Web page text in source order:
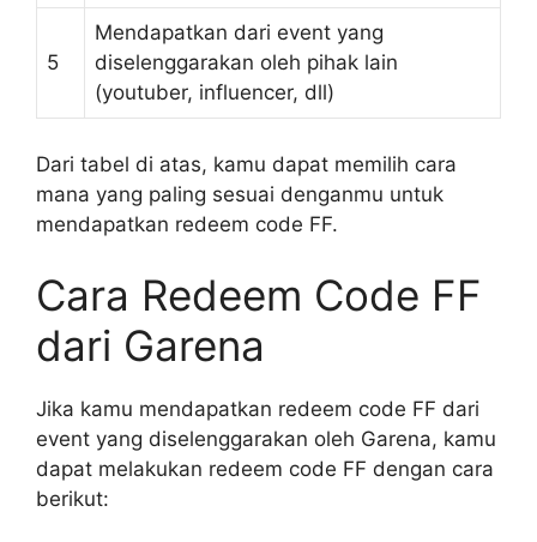
5
Mendapatkan dari event yang
diselenggarakan oleh pihak lain
(youtuber, influencer, dll)
Dari tabel di atas, kamu dapat memilih cara
mana yang paling sesuai denganmu untuk
mendapatkan redeem code FF.
Cara Redeem Code FF
dari Garena
Jika kamu mendapatkan redeem code FF dari
event yang diselenggarakan oleh Garena, kamu
dapat melakukan redeem code FF dengan cara
berikut: